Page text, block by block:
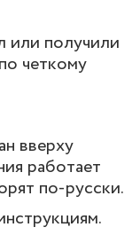
или получили
четкому
вверху
работает
по-русски.